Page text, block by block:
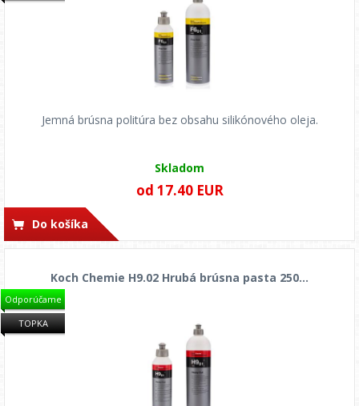
Jemná brúsna politúra bez obsahu silikónového oleja.
Skladom
od 17.40 EUR
Do košíka
Odporúčame
TOPKA
Koch Chemie H9.02 Hrubá brúsna pasta 250...